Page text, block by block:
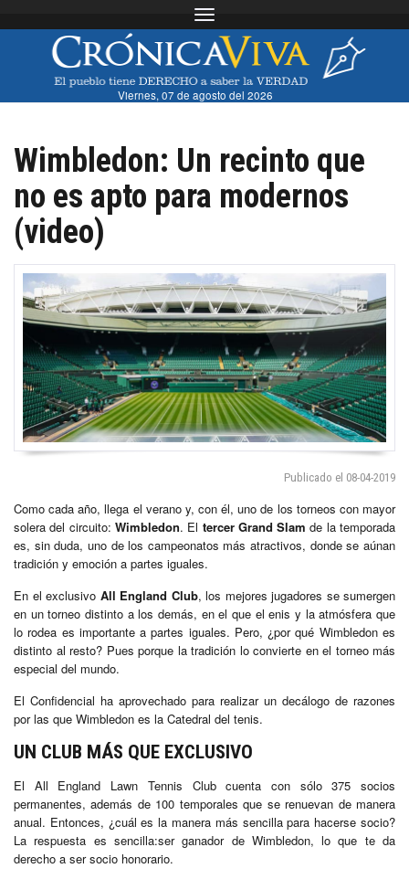
Toggle navigation
Viernes, 07 de agosto del 2026
Wimbledon: Un recinto que
no es apto para modernos
(video)
Publicado el 08-04-2019
Como cada año, llega el verano y, con él, uno de los torneos con mayor
solera del circuito: Wimbledon. El tercer Grand Slam de la temporada
es, sin duda, uno de los campeonatos más atractivos, donde se aúnan
tradición y emoción a partes iguales.
En el exclusivo All England Club, los mejores jugadores se sumergen
en un torneo distinto a los demás, en el que el enis y la atmósfera que
lo rodea es importante a partes iguales. Pero, ¿por qué Wimbledon es
distinto al resto? Pues porque la tradición lo convierte en el torneo más
especial del mundo.
El Confidencial ha aprovechado para realizar un decálogo de razones
por las que Wimbledon es la Catedral del tenis.
UN CLUB MÁS QUE EXCLUSIVO
El All England Lawn Tennis Club cuenta con sólo 375 socios
permanentes, además de 100 temporales que se renuevan de manera
anual. Entonces, ¿cuál es la manera más sencilla para hacerse socio?
La respuesta es sencilla:ser ganador de Wimbledon, lo que te da
derecho a ser socio honorario.